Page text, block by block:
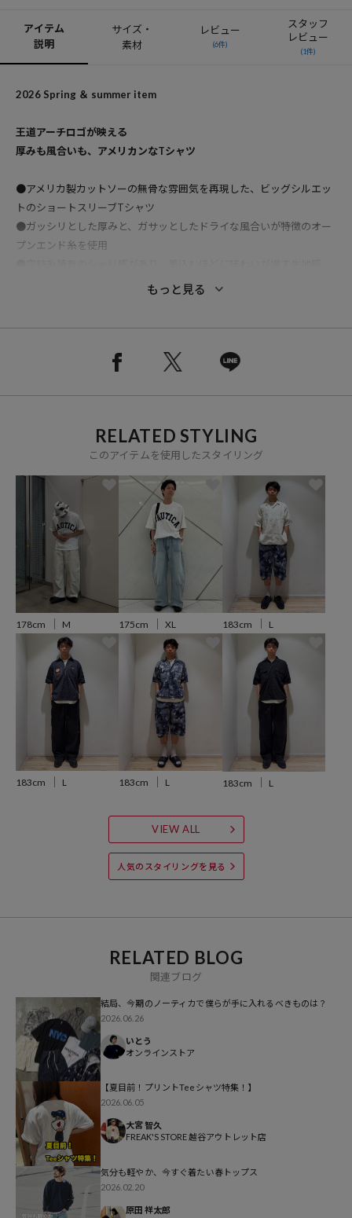
アイテム
説明
サイズ・
素材
レビュー
(6件)
スタッフ
レビュー
(1件)
2026 Spring ＆ summer item
王道アーチロゴが映える
厚みも風合いも、アメリカンなTシャツ
●アメリカ製カットソーの無骨な雰囲気を再現した、ビッグシルエッ
トのショートスリーブTシャツ
●ガッシリとした厚みと、ガサッとしたドライな風合いが特徴のオー
プンエンド糸を使用
●フロントにはNAUTICA定番のアーチロゴを大胆に配置
●程よくリラックス感のあるフィットで、幅広いスタイリングに対応
セントをプラス
おすすめコーディネート
無骨なオープンエンド糸の風合いと存在感のあるアーチロゴが主役に
ボトムと合わせるだけで雰囲気のあるスタイリングが完成します。足
元はボリュームのあるスニーカーやワークブーツでラフにまとめるの
がおすすめ。今っぽく着るならワイドスラックスやナイロンパンツと
合わせてストリート寄りに振るのも◎。ショーツと合わせて夏らしく
軽快に着こなすのも相性抜群です。肌寒い季節はシャツやライトアウ
ターのインナーとしてロゴを覗かせるレイヤードもおすすめで、シー
ズンを通して着回せる一枚です。
※掲載画像の商品の色味は、屋外や屋内の光の照射や角度により実物
と色味が異なる場合がございます。また表示のサイズ感と実物は若干
異なる場合もございますので、予めご了承ください。
※着用、お取り扱いの際は、商品についている品質表示とアテンショ
ンタグを必ずご確認下さい。
円（2026年3月9日時点）
※「参考価格」とは、Daytona Parkにおける対象商品の通常販売（先
行予約・先行割引は含まれません）開始時点の価格です。
【NAUTICA/ノーティカ】
ラテン語で“航海”を意味する名の通り、海からのインスピレーション
を日常のスタイルに届けることをビジョンに掲げたブランドです。
6つのアウターウェアから始まり、現在では世界30カ国以上で70を超
えるカテゴリーを展開。プレッピーなマリンスタイルをベースに、シ
ンプルでクリーンなデザインはストリートシーンにも広がり、幅広い
世代に愛されています。
近年ではリル・ヨッティやダイヤモンド・サプライなどとのコラボレ
ーションも話題に。伝統を現代的に再解釈し、汎用性と快適性を備え
たデイリーウェアを提案し続けています。
もっと見る
RELATED STYLING
このアイテムを使用したスタイリング
178cm M 175cm XL 183cm L
183cm L 183cm L 183cm L
VIEW ALL
人気のスタイリングを見る
RELATED BLOG
関連ブログ
結局、今期のノーティカで僕らが手に入れるべきものは？
2026.06.26
いとう
オンラインストア
【夏目前！プリントTeeシャツ特集！】
2026.06.05
大宮 智久
FREAK'S STORE 越谷アウトレット店
気分も軽やか、今すぐ着たい春トップス
2026.02.20
原田 祥太郎